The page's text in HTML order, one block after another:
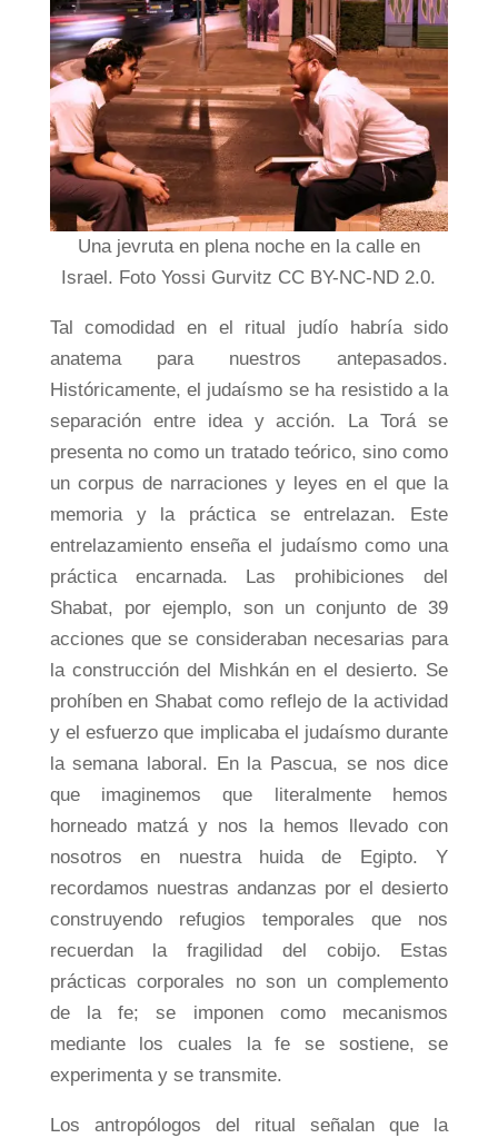
Una jevruta en plena noche en la calle en
Israel. Foto Yossi Gurvitz CC BY-NC-ND 2.0.
Tal comodidad en el ritual judío habría sido
anatema para nuestros antepasados.
Históricamente, el judaísmo se ha resistido a la
separación entre idea y acción. La Torá se
presenta no como un tratado teórico, sino como
un corpus de narraciones y leyes en el que la
memoria y la práctica se entrelazan. Este
entrelazamiento enseña el judaísmo como una
práctica encarnada. Las prohibiciones del
Shabat, por ejemplo, son un conjunto de 39
acciones que se consideraban necesarias para
la construcción del Mishkán en el desierto. Se
prohíben en Shabat como reflejo de la actividad
y el esfuerzo que implicaba el judaísmo durante
la semana laboral. En la Pascua, se nos dice
que imaginemos que literalmente hemos
horneado matzá y nos la hemos llevado con
nosotros en nuestra huida de Egipto. Y
recordamos nuestras andanzas por el desierto
construyendo refugios temporales que nos
recuerdan la fragilidad del cobijo. Estas
prácticas corporales no son un complemento
de la fe; se imponen como mecanismos
mediante los cuales la fe se sostiene, se
experimenta y se transmite.
Los antropólogos del ritual señalan que la